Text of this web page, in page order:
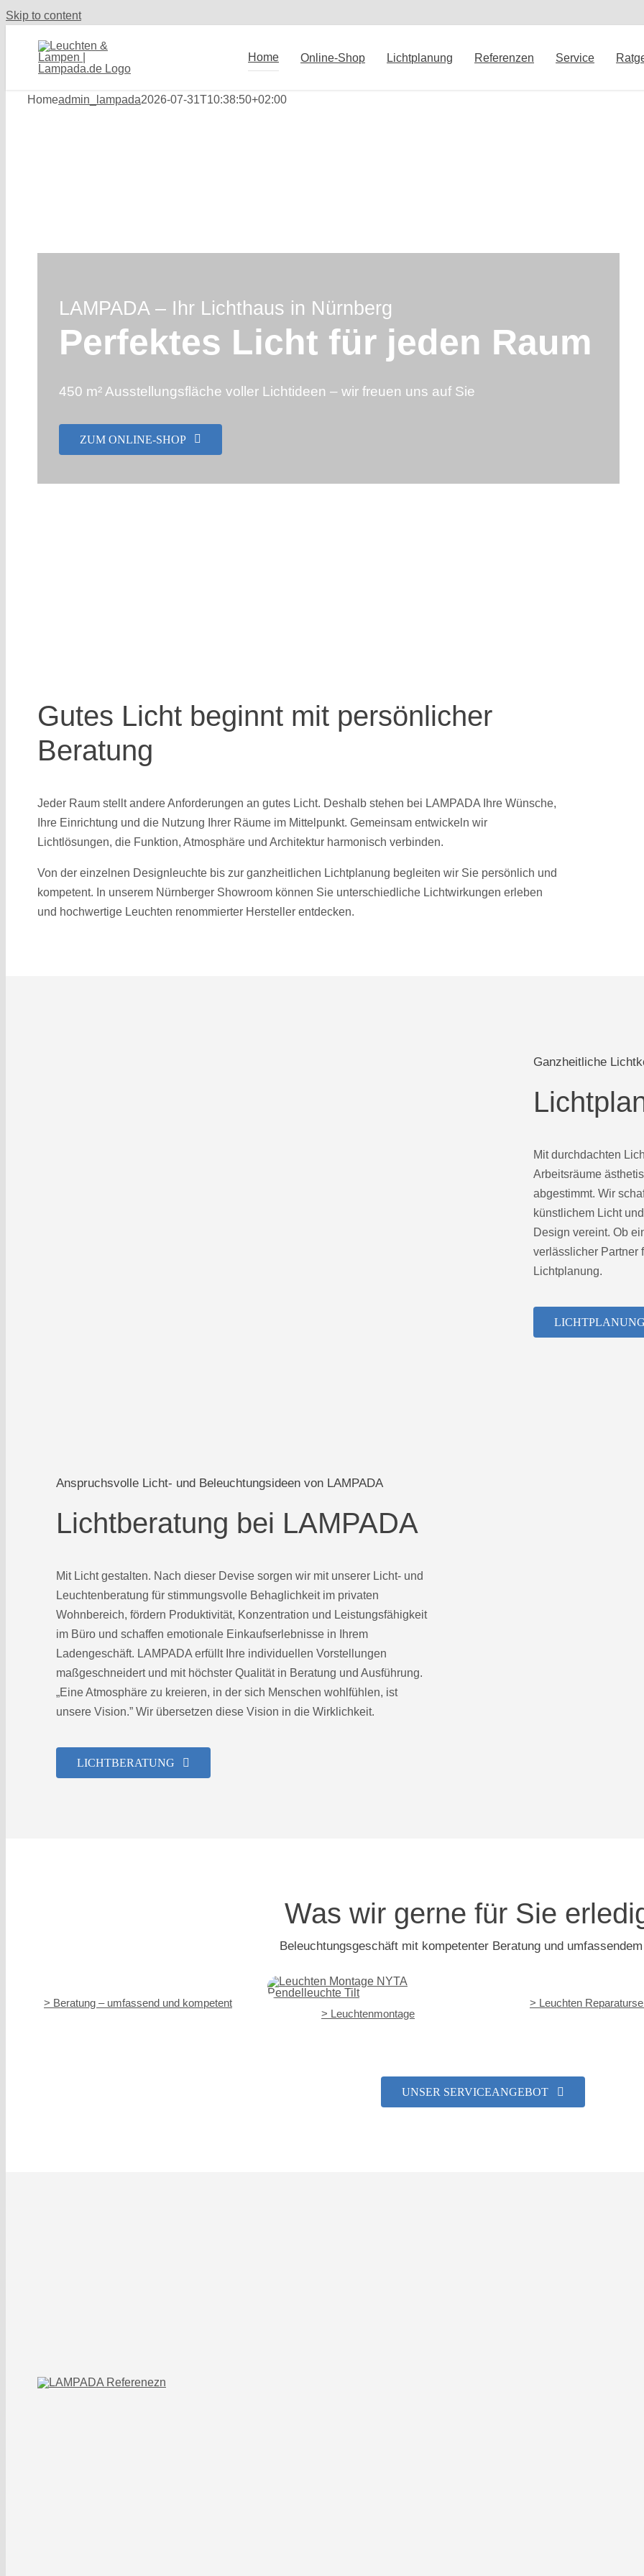
Skip to content
Home Online-Shop Lichtplanung Referenzen Service
Homeadmin_lampada2026-07-31T10:38:50+02:00
LAMPADA – Ihr Lichthaus in Nürnberg
Perfektes Licht für jeden Raum
450 m² Ausstellungsfläche voller Lichtideen – wir freuen uns auf Sie
ZUM ONLINE-SHOP
Gutes Licht beginnt mit persönlicher
Beratung
Jeder Raum stellt andere Anforderungen an gutes Licht. Deshalb stehen bei LAMPADA Ihre Wünsche,
Ihre Einrichtung und die Nutzung Ihrer Räume im Mittelpunkt. Gemeinsam entwickeln wir
Lichtlösungen, die Funktion, Atmosphäre und Architektur harmonisch verbinden.
Von der einzelnen Designleuchte bis zur ganzheitlichen Lichtplanung begleiten wir Sie persönlich und
kompetent. In unserem Nürnberger Showroom können Sie unterschiedliche Lichtwirkungen erleben
und hochwertige Leuchten renommierter Hersteller entdecken.
Ganzheitliche
Mit durchdachten
Arbeitsräume
abgestimmt. Wir
künstlichem Licht
Design vereint. Ob
verlässlicher Partner
Lichtplanung.
Anspruchsvolle Licht- und Beleuchtungsideen von LAMPADA
Lichtberatung bei LAMPADA
Mit Licht gestalten. Nach dieser Devise sorgen wir mit unserer Licht- und
Leuchtenberatung für stimmungsvolle Behaglichkeit im privaten
Wohnbereich, fördern Produktivität, Konzentration und Leistungsfähigkeit
im Büro und schaffen emotionale Einkaufserlebnisse in Ihrem
Ladengeschäft. LAMPADA erfüllt Ihre individuellen Vorstellungen
maßgeschneidert und mit höchster Qualität in Beratung und Ausführung.
„Eine Atmosphäre zu kreieren, in der sich Menschen wohlfühlen, ist
unsere Vision.” Wir übersetzen diese Vision in die Wirklichkeit.
LICHTBERATUNG
Was wir gerne für Sie
Beleuchtungsgeschäft mit kompetenter Beratung und
> Beratung – umfassend und kompetent
> Leuchtenmontage
> Leuchten
UNSER SERVICEANGEBOT